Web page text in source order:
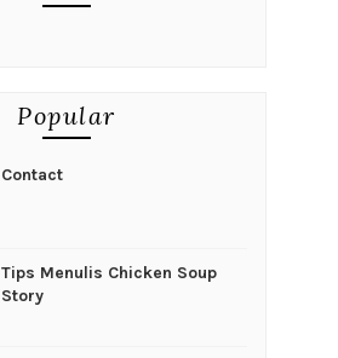
Popular
Contact
Tips Menulis Chicken Soup
Story